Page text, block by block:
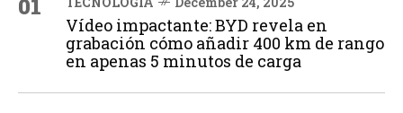
01
Vídeo impactante: BYD revela en
grabación cómo añadir 400 km de rango
en apenas 5 minutos de carga